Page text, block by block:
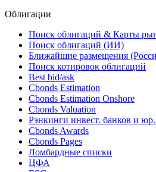
Облигации
Поиск облигаций & Карты
Поиск облигаций (ИИ)
Ближайшие размещения
Поиск котировок облигаций
Best bid/ask
Cbonds Estimation
Cbonds Estimation Onshore
Cbonds Valuation
Рэнкинги инвест. банков и юр.
Cbonds Awards
Cbonds Pages
Ломбардные списки
ЦФА